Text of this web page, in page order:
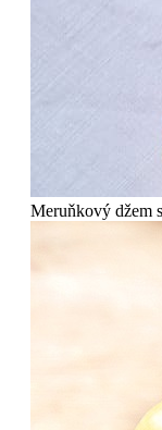
Meruňkový džem